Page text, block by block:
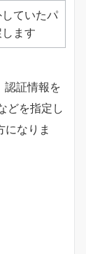
ていたパ
ます
認証情報を
どを指定し
になりま